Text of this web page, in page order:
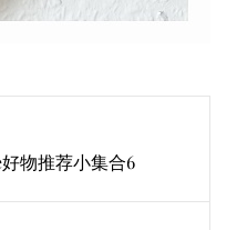
物推荐小集合6